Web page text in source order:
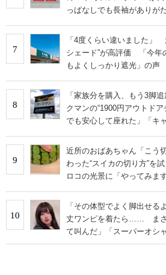
っぱなしでも長袖がありが
7
「4度くらい違いました」
シェード”が高評価 「今年
もよくしっかり遮光」の声
8
「家族分を購入、もう3脚
クマンの“1900円アウトド
でも安心して座れた」「キ
9
近所のおばあちゃん「こう
わった“スイカの切り方”
ロコの光景に「やってみます
10
「その体型でよく脚出せ
丈ワンピを着たら…… まさ
て叫んだ」「スーパーオシャ